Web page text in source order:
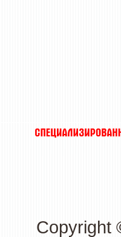
Copyright